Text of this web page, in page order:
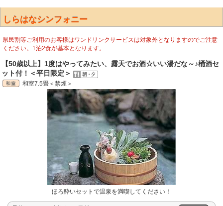
しらはなシンフォニー
県民割等ご利用のお客様はワンドリンクサービスは対象外となりますのでご注意
ください。1泊2食が基本となります。
【50歳以上】1度はやってみたい、露天でお酒☆いい湯だな～♪桶酒セ
ット付！＜平日限定＞
和室7.5畳＜禁煙＞
ほろ酔いセットで温泉を満喫してください！